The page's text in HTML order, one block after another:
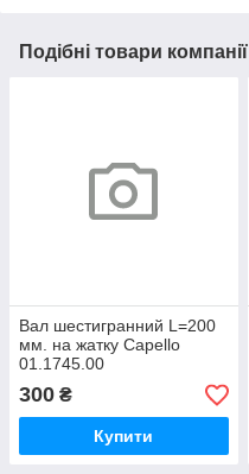
Подібні товари компанії
Вал шестигранний L=200
мм. на жатку Capello
01.1745.00
300 ₴
Купити